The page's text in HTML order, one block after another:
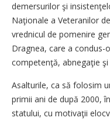
demersurilor şi
Naţionale a Veteranilor
vrednicul de pomenire
Dragnea, care a condus-
competenţă, abnegaţie
Asalturile, ca să folosim
primii ani de după 2000,
statului, cu motivaţii